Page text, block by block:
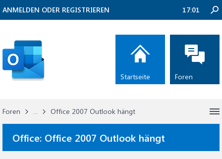
Foren ... Office 2007 Outlook hängt
Office: Office 2007 Outlook hängt
ANMELDEN ODER REGISTRIEREN 17:01
Startseite Foren